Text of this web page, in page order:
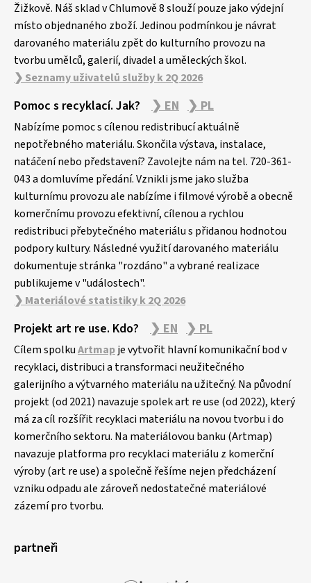
Žižkově. Náš sklad v Chlumově 8 slouží pouze jako výdejní
místo objednaného zboží. Jedinou podmínkou je návrat
darovaného materiálu zpět do kulturního provozu na
tvorbu umělců, galerií, divadel a uměleckých škol.
❯ Seznamy uživatelů služby k 2Q 2026
Pomoc s recyklací. Jak? ❯ EN ❯ PL
Nabízíme pomoc s cílenou redistribucí aktuálně
nepotřebného materiálu. Skončila výstava, instalace,
natáčení nebo představení? Zavolejte nám na tel. 720-361-
043 a domluvíme předání. Vznikli jsme jako služba
kulturnímu provozu ale nabízíme i filmové výrobě a obecně
komerčnímu provozu efektivní, cílenou a rychlou
redistribuci přebytečného materiálu s přidanou hodnotou
podpory kultury. Následné využití darovaného materiálu
dokumentuje stránka "rozdáno" a vybrané realizace
publikujeme v "událostech".
❯ Materiálové statistiky k 2Q 2026
Projekt art re use. Kdo? ❯ EN ❯ PL
Cílem spolkuArtmapje vytvořit hlavní komunikační bod v
recyklaci, distribuci a transformaci neužitečného
galerijního a výtvarného materiálu na užitečný. Na původní
projekt (od 2021) navazuje spolek art re use (od 2022), který
má za cíl rozšířit recyklaci materiálu na novou tvorbu i do
komerčního sektoru. Na materiálovou banku (Artmap)
navazuje platforma pro recyklaci materiálu z komerční
výroby (art re use) a společně řešíme nejen předcházení
vzniku odpadu ale zároveň nedostatečné materiálové
zázemí pro tvorbu.
partneři